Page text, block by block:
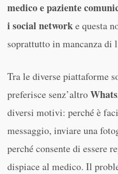
medico e paziente
i social networke questa
soprattutto in mancanza di
Tra le diverse piattaforme
preferisce senz’altro
diversi motivi: perché è
messaggio, inviare una
perché consente di essere
dispiace al medico. Il